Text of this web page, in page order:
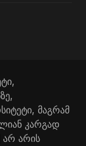
მაგრამ
კარგად
არ არის